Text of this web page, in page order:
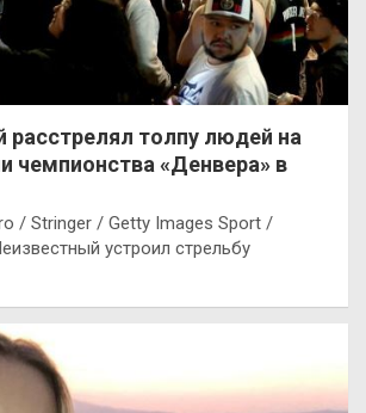
расстрелял толпу людей на
чемпионства «Денвера» в
/ Stringer / Getty Images Sport /
устроил стрельбу